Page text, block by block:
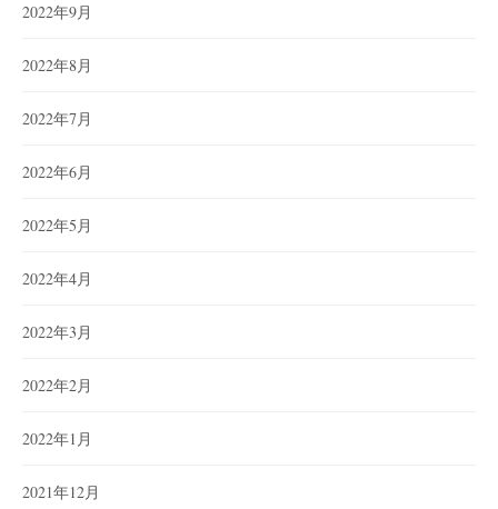
2022年9月
2022年8月
2022年7月
2022年6月
2022年5月
2022年4月
2022年3月
2022年2月
2022年1月
2021年12月